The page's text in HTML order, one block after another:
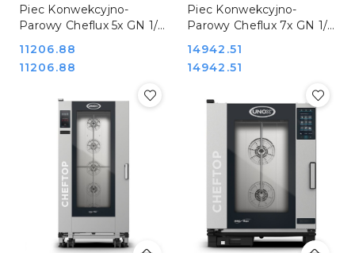
Piec Konwekcyjno-
Parowy Cheflux 5x GN 1/1
Cena:
11206.88
Cena:
11206.88
Piec Konwekcyjno-
Parowy Cheflux 7x GN 1/1
Unox 900590
Cena:
14942.51
Cena:
14942.51